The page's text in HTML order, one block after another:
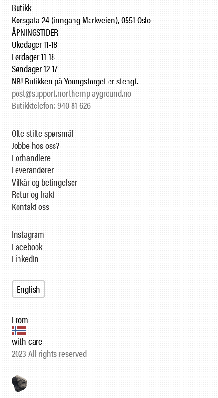
Butikk
Korsgata 24 (inngang Markveien), 0551 Oslo
ÅPNINGSTIDER
Ukedager 11-18
Lørdager 11-18
Søndager 12-17
NB! Butikken på Youngstorget er stengt.
post@support.northernplayground.no
Butikktelefon: 940 81 626
Ofte stilte spørsmål
Jobbe hos oss?
Forhandlere
Leverandører
Vilkår og betingelser
Retur og frakt
Kontakt oss
From
with care
2023 All rights reserved
Instagram
Facebook
LinkedIn
English